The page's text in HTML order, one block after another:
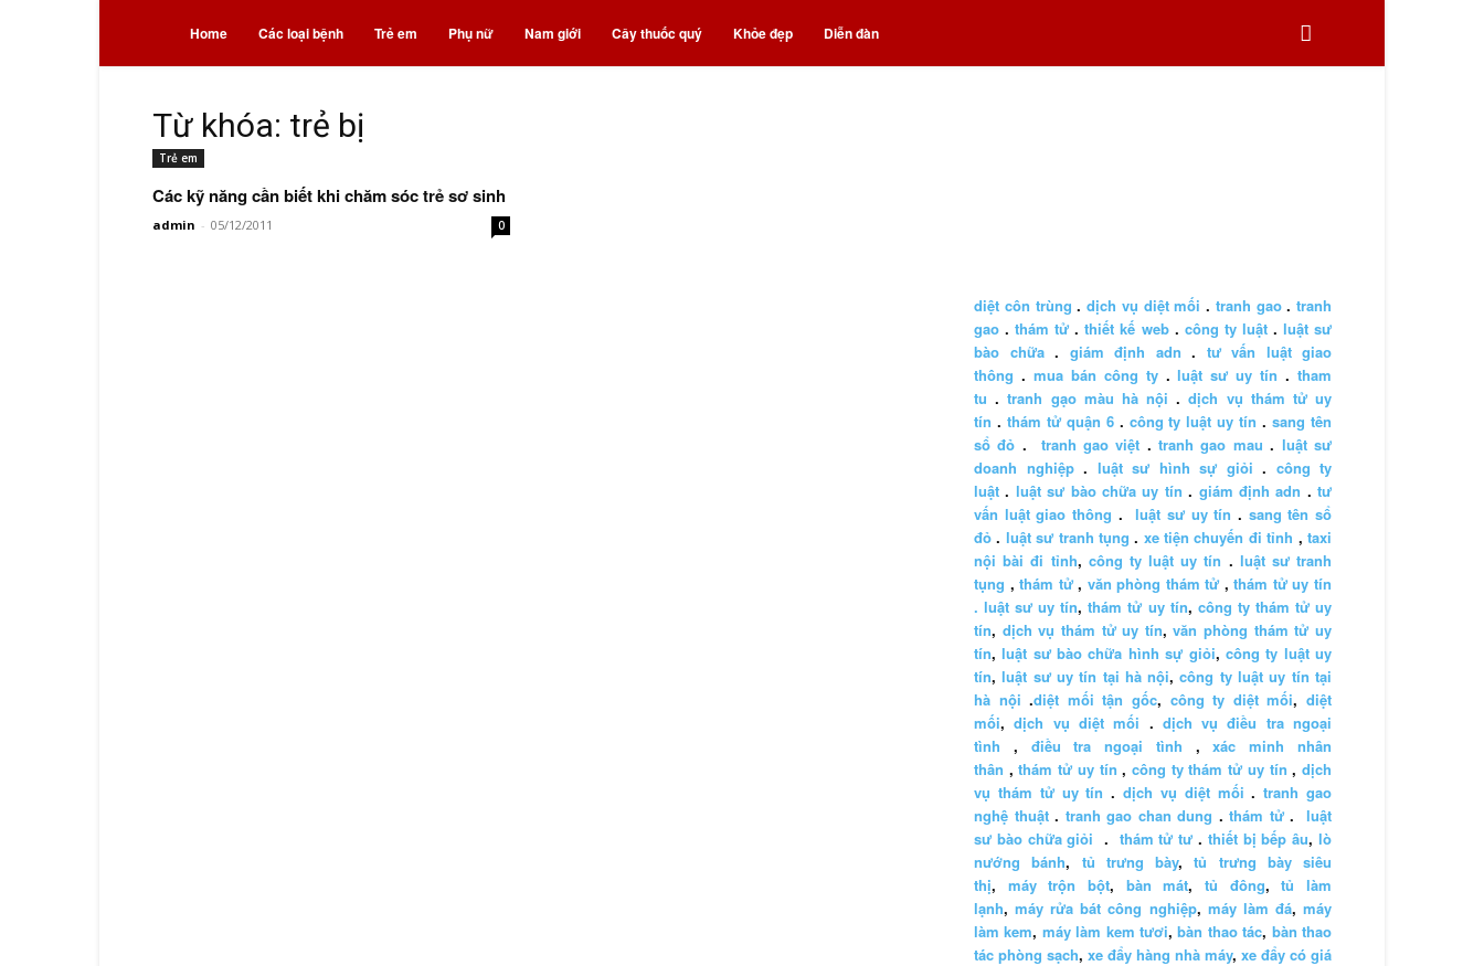
Bệnh
thuốc
Home Các loại bệnh Trẻ em Phụ nữ Nam giới Cây thuốc quý Khỏe đẹp Diễn đàn
Từ khóa: trẻ bị
Trẻ em
Các kỹ năng cần biết khi chăm sóc trẻ sơ sinh
admin - 05/12/2011 0
diệt côn trùng . dịch vụ diệt mối . tranh gao. tranh
gao .thám tử .thiết kế web. công ty luật.luật sư
bào chữa. giám định adn . tư vấn luật giao
thông . mua bán công ty.luật sư uy tín .tham
tu .tranh gạo màu hà nội .dịch vụ thám tử uy
tín . thám tử quận 6. công ty luật uy tín .sang tên
sổ đỏ . tranh gao việt .tranh gao mau . luật sư
doanh nghiệp. luật sư hình sự giỏi . công ty
luật . luật sư bào chữa uy tín . giám định adn .tư
vấn luật giao thông .luật sư uy tín . sang tên sổ
đỏ . luật sư tranh tụng . xe tiện chuyến đi tỉnh ,taxi
nội bài đi tỉnh, công ty luật uy tín . luật sư tranh
tụng ,thám tử, văn phòng thám tử ,thám tử uy tín
. luật sư uy tín,thám tử uy tín, công ty thám tử uy
tín, dịch vụ thám tử uy tín,văn phòng thám tử uy
tín,luật sư bào chữa hình sự giỏi, công ty luật uy
tín,luật sư uy tín tại hà nội,công ty luật uy tín tại
hà nội.diệt mối tận gốc, công ty diệt mối,diệt
mối,dịch vụ diệt mối . dịch vụ điều tra ngoại
tình , điều tra ngoại tình ,xác minh nhân
thân ,thám tử uy tín ,công ty thám tử uy tín ,dịch
vụ thám tử uy tín .dịch vụ diệt mối .tranh gao
nghệ thuật. tranh gao chan dung . thám tử. luật
sư bào chữa giỏi . thám tử tư . thiết bị bếp âu,lò
nướng bánh, tủ trưng bày,tủ trưng bày siêu
thị, máy trộn bột, bàn mát,tủ đông,tủ làm
lạnh,máy rửa bát công nghiệp, máy làm đá,máy
làm kem, máy làm kem tươi,bàn thao tác, bàn thao
tác phòng sạch, xe đẩy hàng nhà máy, xe đẩy có giá